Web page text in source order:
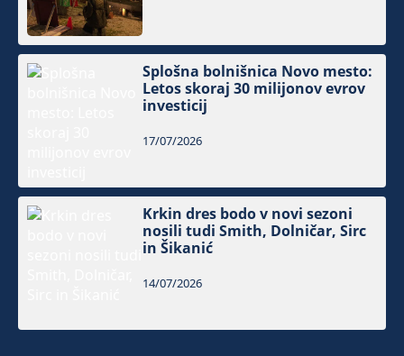
Splošna bolnišnica Novo mesto:
Letos skoraj 30 milijonov evrov
investicij
17/07/2026
Krkin dres bodo v novi sezoni
nosili tudi Smith, Dolničar, Sirc
in Šikanić
14/07/2026